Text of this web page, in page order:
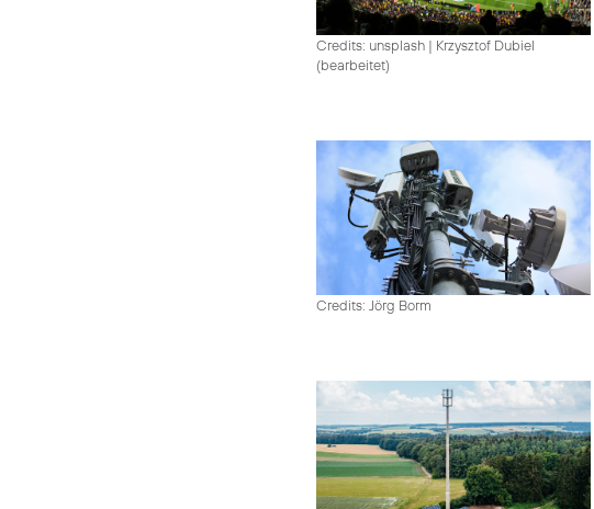
Credits: unsplash | Krzysztof Dubiel
(bearbeitet)
Credits: Jörg Borm